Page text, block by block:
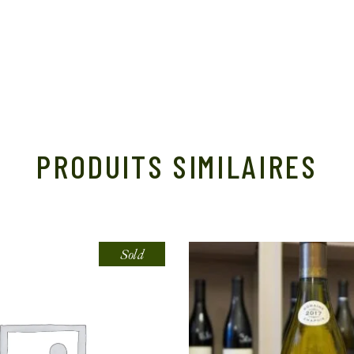
PRODUITS SIMILAIRES
Sold